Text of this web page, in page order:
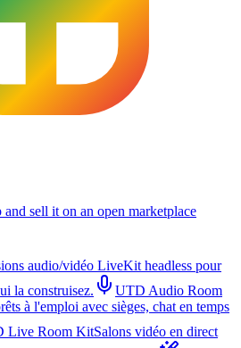
sell it on an open marketplace
audio/vidéo LiveKit headless pour
la construisez.
UTD Audio Room
à l'emploi avec sièges, chat en temps
Live Room KitSalons vidéo en direct